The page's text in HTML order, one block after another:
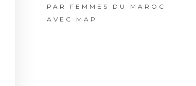
PAR FEMMES DU MAROC
AVEC MAP